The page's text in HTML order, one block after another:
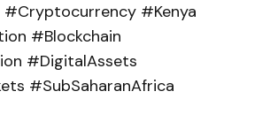
#Cryptocurrency #Kenya
#Blockchain
#DigitalAssets
#SubSaharanAfrica